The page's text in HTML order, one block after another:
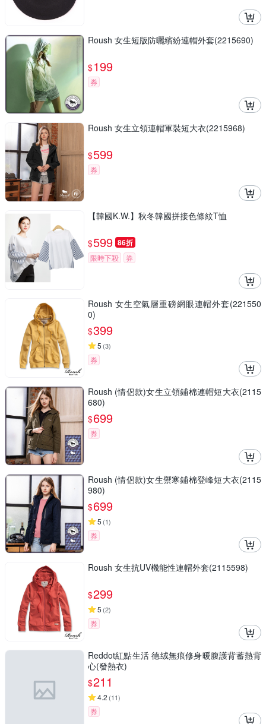
Roush 女生短版防曬繽紛連帽外套(2215690)
$199
券
Roush 女生立領連帽軍裝短大衣(2215968)
$599
券
【韓國K.W.】秋冬韓國拼接色條紋T恤
$599 86折
限時下殺 券
Roush 女生空氣層重磅網眼連帽外套(221550
0)
$399
5 (3)
券
Roush (情侶款)女生立領鋪棉連帽短大衣(2115
680)
$699
券
Roush (情侶款)女生禦寒鋪棉登峰短大衣(2115
980)
$699
5 (1)
券
Roush 女生抗UV機能性連帽外套(2115598)
$299
5 (2)
券
Reddot紅點生活 德绒無痕修身暖腹護背蓄熱背
心(發熱衣)
$211
4.2 (11)
券